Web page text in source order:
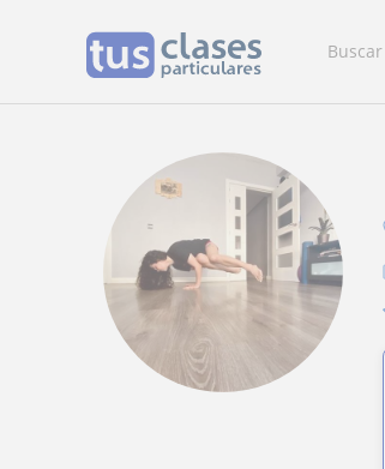
Buscar